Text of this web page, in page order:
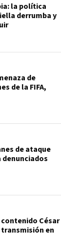
la política
derrumba y
de
de la FIFA,
de ataque
César
en